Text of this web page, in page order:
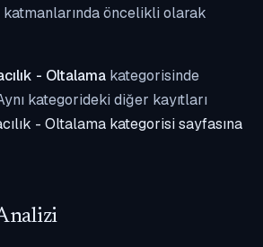
katmanlarında öncelikli olarak
- Oltalama kategorisinde
Aynı kategorideki diğer kayıtları
- Oltalama kategorisi sayfasına